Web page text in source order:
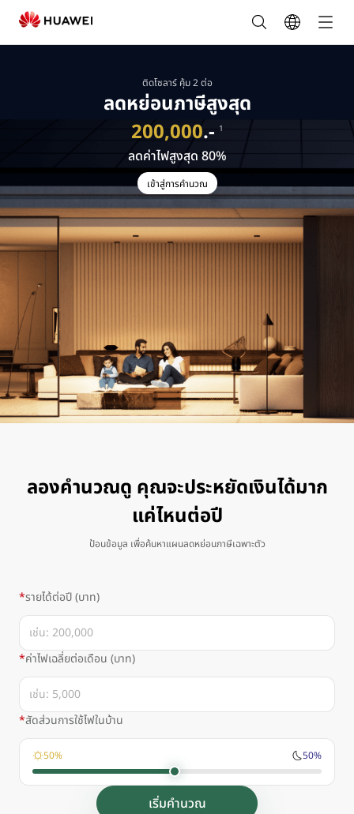
โปรแกรม
AI
ลด
หย่อน
ภาษี
ติด
โซ
ลาร์
บ้าน
ติดโซลาร์ คุ้ม 2 ต่อ
ลดหย่อนภาษีสูงสุด
200,000.- 1
ลดค่าไฟสูงสุด 80%
เข้าสู่การคำนวณ
ลองคำนวณดู คุณจะประหยัดเงินได้มาก
แค่ไหนต่อปี
ป้อนข้อมูล เพื่อค้นหาแผนลดหย่อนภาษีเฉพาะตัว
รายได้ต่อปี (บาท)
ค่าไฟเฉลี่ยต่อเดือน (บาท)
สัดส่วนการใช้ไฟในบ้าน
50% 50%
เริ่มคำนวณ